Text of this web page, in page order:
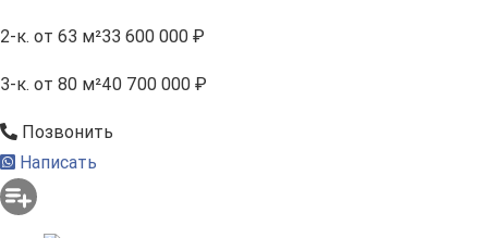
2-к. от 63 м²33 600 000 ₽
3-к. от 80 м²40 700 000 ₽
Позвонить
Написать